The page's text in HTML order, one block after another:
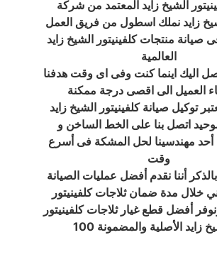
الشيخ زايد المعتمد من شركة
زايد نملك اسطول من فريق العمل
منتجات كلفينيتور الشيخ زايد
العالمية
اليك اينما كنت وفى اى وقت هدفنا
العميل الى اقصى درجة ممكنة
توكيل صيانة كلفينيتور الشيخ زايد
اتصل بنا على الخط الساخن و
مهندسينا لحل المشكة فى أسرع
وقت
أننا نقدم أفضل عمليات الصيانة
خلال مدة ضمان ثلاجات كلفينيتور
أفضل قطع غيار ثلاجات كلفينيتور